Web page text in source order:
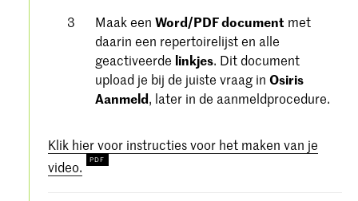
Maak eenWord/PDF document met
daarin een repertoirelijst en alle
geactiveerde linkjes. Dit document
upload je bij de juiste vraag inOsiris
Aanmeld, later in de aanmeldprocedure.
Klik hier voor instructies voor het maken van je
video.